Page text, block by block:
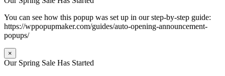
You can see how this popup was set up in our step-by-step guide:
https://wppopupmaker.com/guides/auto-opening-announcement-
popups/
×
Our Spring Sale Has Started